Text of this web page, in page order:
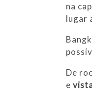
na
lugar
De
e